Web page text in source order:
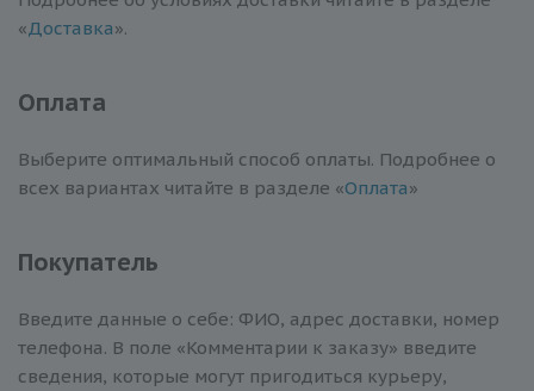
«Доставка».
Оплата
Выберите оптимальный способ оплаты. Подробнее о
всех вариантах читайте в разделе «Оплата»
Покупатель
Введите данные о себе: ФИО, адрес доставки, номер
телефона. В поле «Комментарии к заказу» введите
сведения, которые могут пригодиться курьеру,